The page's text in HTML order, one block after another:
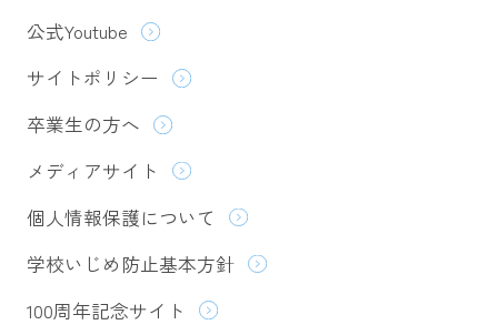
公式Youtube
サイトポリシー
卒業生の方へ
メディアサイト
個人情報保護について
学校いじめ防止基本方針
100周年記念サイト